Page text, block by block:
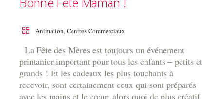
Animation,Centres Commerciaux
La Fête des Mères est toujours un événement
printanier important pour tous les enfants – petits et
grands ! Et les cadeaux les plus touchants à
recevoir, sont certainement ceux qui sont préparés
avec les mains et le cœur; alors quoi de plus créatif